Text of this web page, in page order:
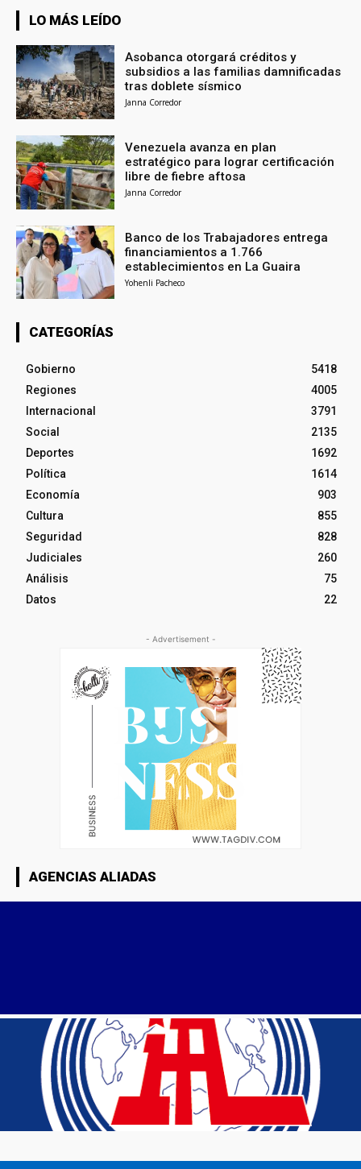
LO MÁS LEÍDO
Asobanca otorgará créditos y
subsidios a las familias damnificadas
tras doblete sísmico
Janna Corredor
Venezuela avanza en plan
estratégico para lograr certificación
libre de fiebre aftosa
Janna Corredor
Banco de los Trabajadores entrega
financiamientos a 1.766
establecimientos en La Guaira
Yohenli Pacheco
CATEGORÍAS
Gobierno
5418
Regiones
4005
Internacional
3791
Social
2135
Deportes
1692
Política
1614
Economía
903
Cultura
855
Seguridad
828
Judiciales
260
Análisis
75
Datos
22
- Advertisement -
AGENCIAS ALIADAS